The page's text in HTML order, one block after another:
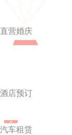
直营婚庆
酒店预订
汽车租赁